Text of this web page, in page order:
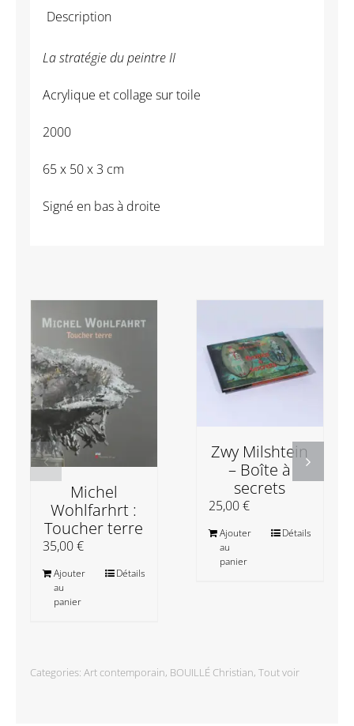
La
Description
La stratégie du peintre II
Acrylique et collage sur toile
2000
65 x 50 x 3 cm
Signé en bas à droite
Michel
Wohlfarhrt :
Toucher terre
35,00€
Ajouter
au
panier
Détails
Zwy Milshtein
– Boîte à
secrets
25,00€
Ajouter
au
panier
Détails
Categories: Art contemporain, BOUILLÉ Christian, Tout voir